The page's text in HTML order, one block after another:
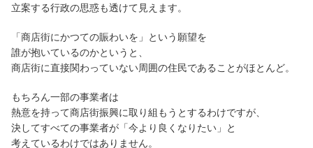
立案する行政の思惑も透けて見えます。
「商店街にかつての賑わいを」という願望を
誰が抱いているのかというと、
商店街に直接関わっていない周囲の住民であることがほとんど。
もちろん一部の事業者は
熱意を持って商店街振興に取り組もうとするわけですが、
決してすべての事業者が「今より良くなりたい」と
考えているわけではありません。